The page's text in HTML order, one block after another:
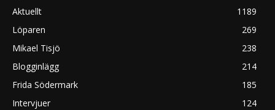
Aktuellt
1189
Löparen
269
Mikael Tisjö
238
Blogginlägg
214
Frida Södermark
185
Intervjuer
124